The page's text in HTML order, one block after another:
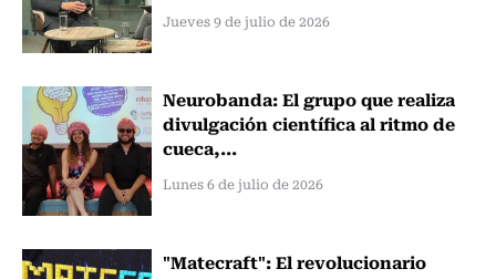
Jueves 9 de julio de 2026
Neurobanda: El grupo que realiza
divulgación científica al ritmo de
cueca,...
Lunes 6 de julio de 2026
"Matecraft": El revolucionario